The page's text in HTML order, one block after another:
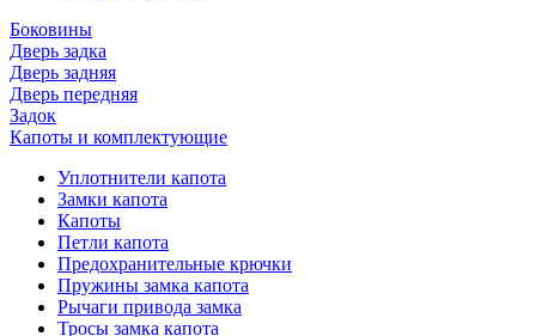
Боковины
Дверь задка
Дверь задняя
Дверь передняя
Задок
Капоты и комплектующие
Уплотнители капота
Замки капота
Капоты
Петли капота
Предохранительные крючки
Пружины замка капота
Рычаги привода замка
Тросы замка капота